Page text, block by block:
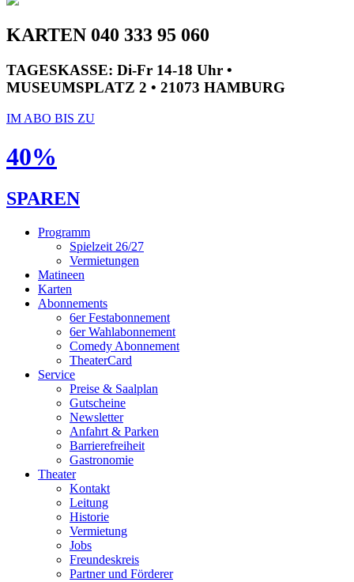
KARTEN 040 333 95 060
TAGESKASSE: Di-Fr 14-18 Uhr •
MUSEUMSPLATZ 2 • 21073 HAMBURG
IM ABO BIS ZU
40%
SPAREN
Programm
Spielzeit 26/27
Vermietungen
Matineen
Karten
Abonnements
6er Festabonnement
6er Wahlabonnement
Comedy Abonnement
TheaterCard
Service
Preise & Saalplan
Gutscheine
Newsletter
Anfahrt & Parken
Barrierefreiheit
Gastronomie
Theater
Kontakt
Leitung
Historie
Vermietung
Jobs
Freundeskreis
Partner und Förderer